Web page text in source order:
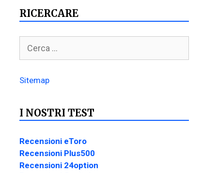
RICERCARE
Sitemap
I NOSTRI TEST
Recensioni eToro
Recensioni Plus500
Recensioni 24option